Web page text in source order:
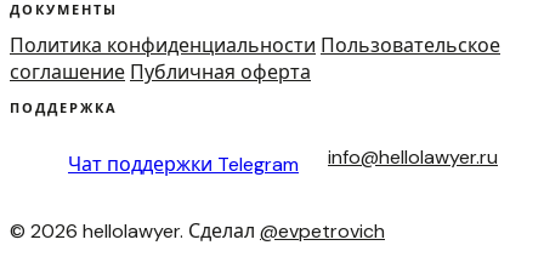
ДОКУМЕНТЫ
Политика конфиденциальности Пользовательское
соглашение Публичная оферта
ПОДДЕРЖКА
Чат поддержки Telegram info@hellolawyer.ru
© 2026 hellolawyer. Сделал @evpetrovich